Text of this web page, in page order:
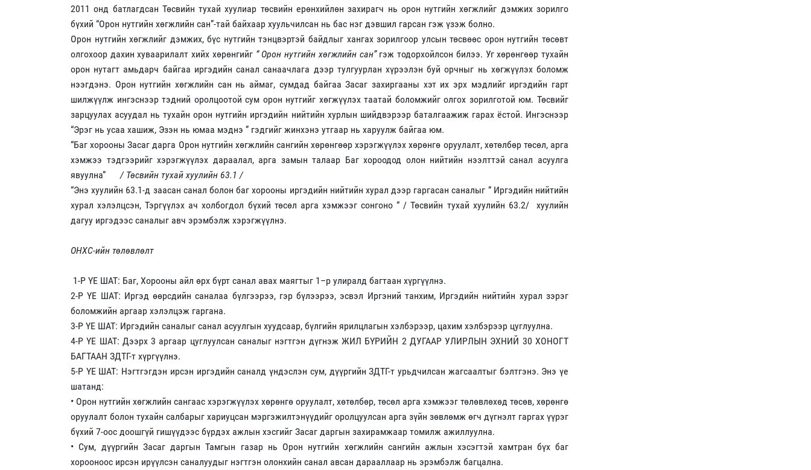
2011 онд батлагдсан Төсвийн тухай хуулиар төсвийн ерөнхийлөн захирагч нь орон нутгийн хөгжлийг дэмжих зорилго
бүхий “Орон нутгийн хөгжлийн сан”-тай байхаар хуульчилсан нь бас нэг дэвшил гарсан гэж үзэж болно.
Орон нутгийн хөгжлийг дэмжих, бүс нутгийн тэнцвэртэй байдлыг хангах зорилгоор улсын төсвөөс орон нутгийн төсөвт
олгохоор дахин хуваарилалт хийх хөрөнгийг “ Орон нутгийн хөгжлийн сан”гэж тодорхойлсон билээ. Уг хөрөнгөөр тухайн
орон нутагт амьдарч байгаа иргэдийн санал санаачлага дээр тулгуурлан хүрээлэн буй орчныг нь хөгжүүлэх боломж
нээгдэнэ. Орон нутгийн хөгжлийн сан нь аймаг, сумдад байгаа Засаг захиргааны хэт их эрх мэдлийг иргэдийн гарт
шилжүүлж ингэснээр тэдний оролцоотой сум орон нутгийг хөгжүүлэх таатай боломжийг олгох зорилготой юм. Төсвийг
зарцуулах асуудал нь тухайн орон нутгийн иргэдийн нийтийн хурлын шийдвэрээр баталгаажиж гарах ёстой. Ингэснээр
“Эрэг нь усаа хашиж, Эзэн нь юмаа мэднэ ” гэдгийг жинхэнэ утгаар нь харуулж байгаа юм.
“Баг хорооны Засаг дарга Орон нутгийн хөгжлийн сангийн хөрөнгөөр хэрэгжүүлэх хөрөнгө оруулалт, хөтөлбөр төсөл, арга
хэмжээ тэдгээрийг хэрэгжүүлэх дараалал, арга замын талаар Баг хороодод олон нийтийн нээлттэй санал асуулга
явуулна”
/ Төсвийн тухай хуулийн 63.1 /
“Энэ хуулийн 63.1-д заасан санал болон баг хорооны иргэдийн нийтийн хурал дээр гаргасан саналыг “ Иргэдийн нийтийн
хурал хэлэлцсэн, Тэргүүлэх ач холбогдол бүхий төсөл арга хэмжээг сонгоно “ / Төсвийн тухай хуулийн 63.2/ хуулийн
дагуу иргэдээс саналыг авч эрэмбэлж хэрэгжүүлнэ.
ОНХС-ийн төлөвлөлт
1-Р ҮЕ ШАТ: Баг, Хорооны айл өрх бүрт санал авах маягтыг 1–р улиралд багтаан хүргүүлнэ.
2-Р ҮЕ ШАТ: Иргэд өөрсдийн саналаа бүлгээрээ, гэр бүлээрээ, эсвэл Иргэний танхим, Иргэдийн нийтийн хурал зэрэг
боломжийн аргаар хэлэлцэж гаргана.
3-Р ҮЕ ШАТ: Иргэдийн саналыг санал асуулгын хуудсаар, бүлгийн ярилцлагын хэлбэрээр, цахим хэлбэрээр цуглуулна.
4-Р ҮЕ ШАТ: Дээрх 3 аргаар цуглуулсан саналыг нэгтгэн дүгнэж ЖИЛ БҮРИЙН 2 ДУГААР УЛИРЛЫН ЭХНИЙ 30 ХОНОГТ
БАГТААН ЗДТГ-т хүргүүлнэ.
5-Р ҮЕ ШАТ: Нэгтгэгдэн ирсэн иргэдийн саналд үндэслэн сум, дүүргийн ЗДТГ-т урьдчилсан жагсаалтыг бэлтгэнэ. Энэ үе
шатанд:
• Орон нутгийн хөгжлийн сангаас хэрэгжүүлэх хөрөнгө оруулалт, хөтөлбөр, төсөл арга хэмжээг төлөвлөхөд төсөв, хөрөнгө
оруулалт болон тухайн салбарыг хариуцсан мэргэжилтэнүүдийг оролцуулсан арга зүйн зөвлөмж өгч дүгнэлт гаргах үүрэг
бүхий 7-оос доошгүй гишүүдээс бүрдэх ажлын хэсгийг Засаг даргын захирамжаар томилж ажиллуулна.
• Сум, дүүргийн Засаг даргын Тамгын газар нь Орон нутгийн хөгжлийн сангийн ажлын хэсэгтэй хамтран бүх баг
хорооноос ирсэн ирүүлсэн саналуудыг нэгтгэн олонхийн санал авсан дарааллаар нь эрэмбэлж багцална.